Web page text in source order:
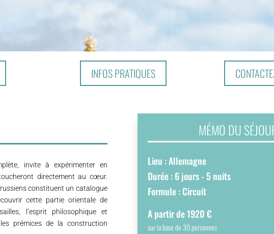
INFOS PRATIQUES
invite à expérimenter en
directement au cœur.
constituent un catalogue
cette partie orientale de
l’esprit philosophique et
prémices de la construction
MÉMO DU
Lieu : Allemagne
Durée : 6 jours - 5 nuits
Formule : Circuit
A partir de 1920 €
sur la base de 30 personnes